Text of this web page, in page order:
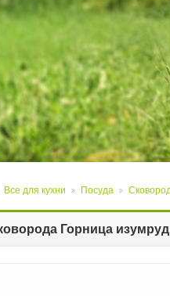
Все для кухни Посуда
Горница